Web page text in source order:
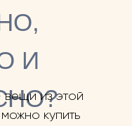
И
из этой
купить